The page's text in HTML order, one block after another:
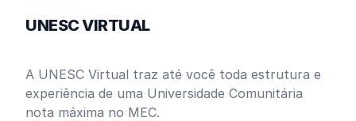
UNESC VIRTUAL
A UNESC Virtual traz até você toda estrutura e
experiência de uma Universidade Comunitária
nota máxima no MEC.